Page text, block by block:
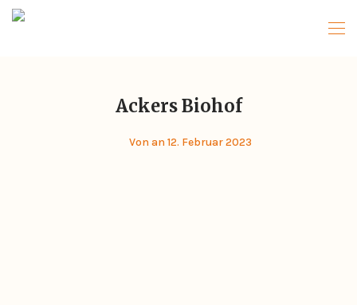
Ackers Biohof
Von an 12. Februar 2023